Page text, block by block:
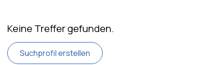
Keine Treffer gefunden.
Suchprofil erstellen